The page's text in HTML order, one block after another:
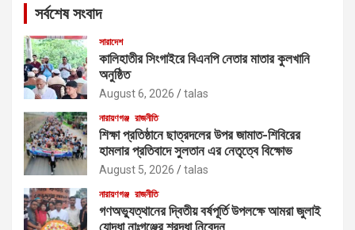
সর্বশেষ সংবাদ
সারাদেশ
কালিহাতীর সিংগাইরে বিএনপি নেতার মাতার কুলখানি
অনুষ্ঠিত
August 6, 2026 talas
নারায়ণগঞ্জ রাজনীতি
শিক্ষা প্রতিষ্ঠানে ছাত্রদলের উপর জামাত-শিবিরের
হামলার প্রতিবাদে সুলতান এর নেতৃত্বে বিক্ষোভ
August 5, 2026 talas
নারায়ণগঞ্জ রাজনীতি
গণঅভ্যুত্থানের দ্বিতীয় বর্ষপূর্তি উপলক্ষে আমরা জুলাই
যোদ্ধা নাঃগঞ্জের শ্রদ্ধা নিবেদন